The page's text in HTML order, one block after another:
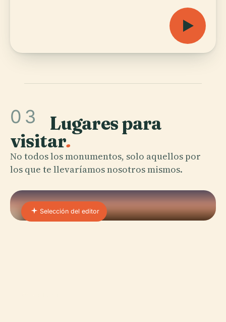
03 Lugares para
visitar.
No todos los monumentos, solo aquellos por
los que te llevaríamos nosotros mismos.
Selección del editor